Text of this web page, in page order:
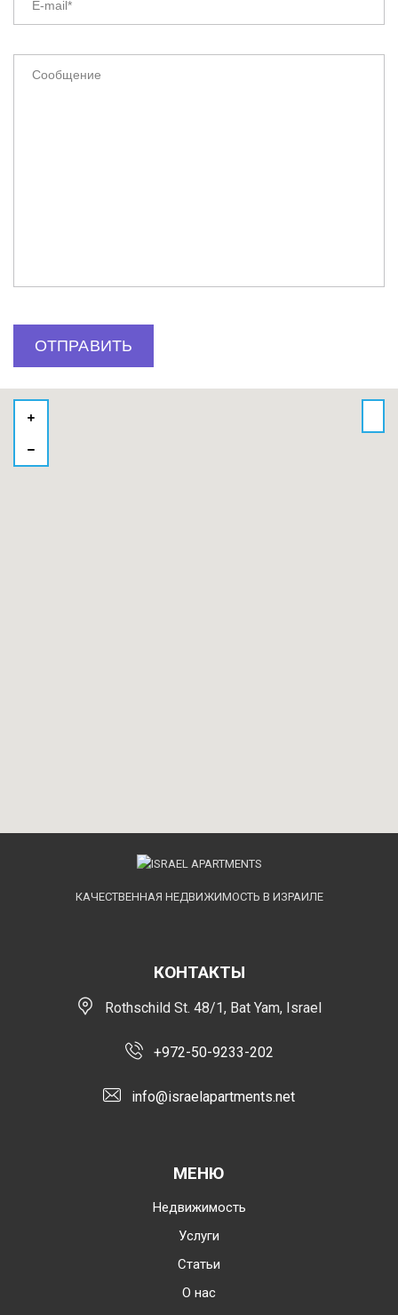
КАЧЕСТВЕННАЯ НЕДВИЖИМОСТЬ В ИЗРАИЛЕ
КОНТАКТЫ
Rothschild St. 48/1, Bat Yam, Israel
+972-50-9233-202
info@israelapartments.net
МЕНЮ
Недвижимость
Услуги
Статьи
О нас